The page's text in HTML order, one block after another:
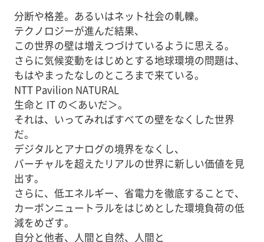
分断や格差。あるいはネット社会の軋轢。
テクノロジーが進んだ結果、
この世界の壁は増えつづけているように思える。
さらに気候変動をはじめとする地球環境の問題は、
もはやまったなしのところまで来ている。
NTT Pavilion NATURAL
生命と IT の＜あいだ＞。
それは、いってみればすべての壁をなくした世界
だ。
デジタルとアナログの境界をなくし、
バーチャルを超えたリアルの世界に新しい価値を見
出す。
さらに、低エネルギー、省電力を徹底することで、
カーボンニュートラルをはじめとした環境負荷の低
減をめざす。
自分と他者、人間と自然、人間と